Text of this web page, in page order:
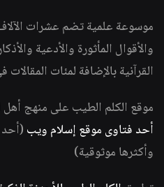
موسوعة علمية تضم عشرات
والأقوال المأثورة والأدعية
القرآنية بالإضافة لمئات
موقع الكلم الطيب على منهج أهل
أحد فتاوى موقع إسلام ويب (أحد
وأكثرها موثوقية)